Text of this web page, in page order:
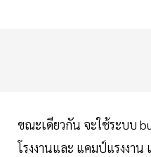
ขณะเดียวกัน จะใช้ระบบ
โรงงานและ แคมป์แรงงาน